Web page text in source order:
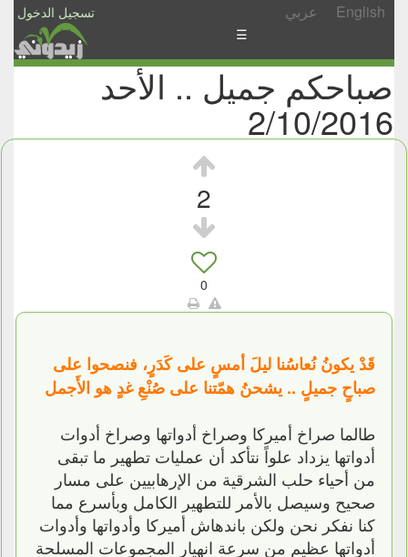
تسجيل الدخول عربي English
الأخبار
والمشاركات
☰
صباحكم جميل .. الأحد
2/10/2016
2
0
قَدْ يكونُ نُعاسُنا ليلَ أمسٍ على كَدَرٍ، فنصحوا على
صباحٍ جميلٍ .. يشحنُ همّتنا على صُنْعِ غدٍ هو الأَجمل
طالما صراخ أميركا وصراخ أدواتها وصراخ أدوات
أدواتها يزداد علواً نتأكد أن عمليات تطهير ما تبقى
من أحياء حلب الشرقية من الإرهابيين على مسار
صحيح وسيصل بالأمر للتطهير الكامل وبأسرع مما
كنا نفكر نحن ولكن باندهاش أميركا وأدواتها وأدوات
أدواتها عظيم من سرعة انهيار المجموعات المسلحة